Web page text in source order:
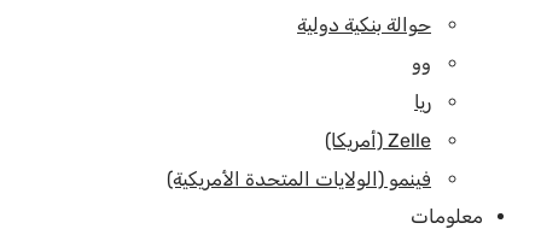
حوالة بنكية دولية
وو
ريا
Zelle (أمريكا)
فينمو (الولايات المتحدة الأمريكية)
معلومات